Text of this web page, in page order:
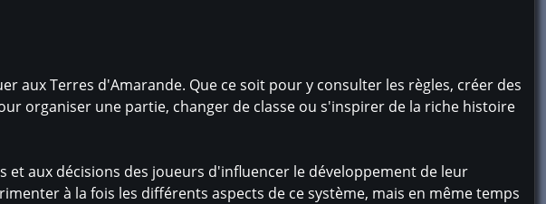
aux Terres d'Amarande. Que ce soit pour y consulter les règles, créer des
organiser une partie, changer de classe ou s'inspirer de la riche histoire
aux décisions des joueurs d'influencer le développement de leur
à la fois les différents aspects de ce système, mais en même temps